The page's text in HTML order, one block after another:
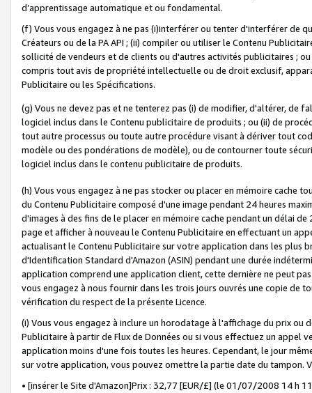
d’apprentissage automatique et ou fondamental.
(f) Vous vous engagez à ne pas (i)interférer ou tenter d'interférer de
Créateurs ou de la PA API ; (ii) compiler ou utiliser le Contenu
sollicité de vendeurs et de clients ou d'autres activités publicitaires ;
compris tout avis de propriété intellectuelle ou de droit exclusif,
Publicitaire ou les Spécifications.
(g) Vous ne devez pas et ne tenterez pas (i) de modifier, d'altérer, de
logiciel inclus dans le Contenu publicitaire de produits ; ou (ii) de
tout autre processus ou toute autre procédure visant à dériver tout
modèle ou des pondérations de modèle), ou de contourner toute
logiciel inclus dans le contenu publicitaire de produits.
(h) Vous vous engagez à ne pas stocker ou placer en mémoire cache
du Contenu Publicitaire composé d'une image pendant 24 heures
d'images à des fins de le placer en mémoire cache pendant un délai
page et afficher à nouveau le Contenu Publicitaire en effectuant un
actualisant le Contenu Publicitaire sur votre application dans les plus
d'Identification Standard d'Amazon (ASIN) pendant une durée
application comprend une application client, cette dernière ne peut
vous engagez à nous fournir dans les trois jours ouvrés une copie de
vérification du respect de la présente Licence.
(i) Vous vous engagez à inclure un horodatage à l'affichage du prix
Publicitaire à partir de Flux de Données ou si vous effectuez un appel
application moins d'une fois toutes les heures. Cependant, le jour
sur votre application, vous pouvez omettre la partie date du tampon.
• [insérer le Site d'Amazon]Prix : 32,77 [EUR/£] (le 01/07/2008 14 h